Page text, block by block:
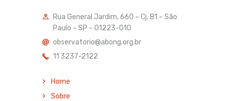
Rua General Jardim, 660 – Cj. 81 – São
Paulo – SP – 01223-010
observatorio@abong.org.br
11 3237-2122
Home
Sobre